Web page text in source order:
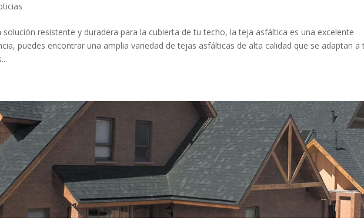
solución resistente y duradera para la cubierta de tu techo, la teja asfáltica es una excelente
puedes encontrar una amplia variedad de tejas asfálticas de alta calidad que se adaptan a